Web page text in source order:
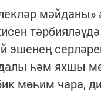
мәйданы»
эшенең
һәм яхшы
мөһим чара,